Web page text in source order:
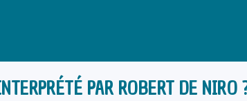
PAR ROBERT DE NIRO